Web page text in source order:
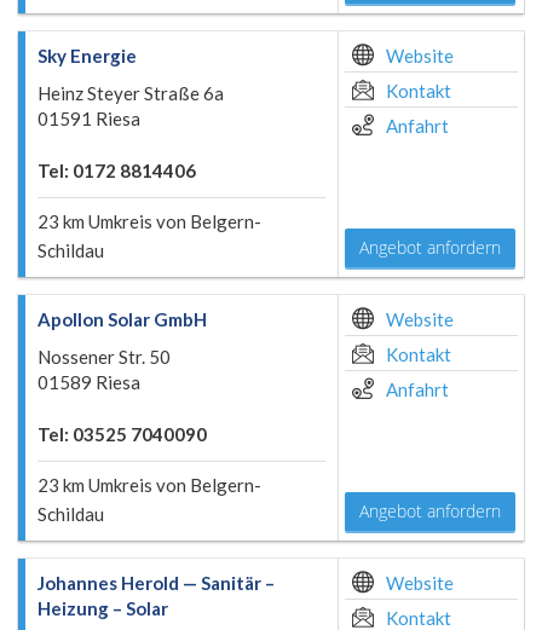
Sky Energie
Heinz Steyer Straße 6a
01591 Riesa
Tel: 0172 8814406
23 km Umkreis von Belgern-
Schildau
Website
Kontakt
Anfahrt
Angebot anfordern
Apollon Solar GmbH
Nossener Str. 50
01589 Riesa
Tel: 03525 7040090
23 km Umkreis von Belgern-
Schildau
Website
Kontakt
Anfahrt
Angebot anfordern
Johannes Herold — Sanitär –
Heizung – Solar
Website
Kontakt